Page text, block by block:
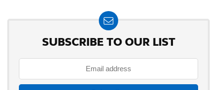
SUBSCRIBE TO OUR LIST